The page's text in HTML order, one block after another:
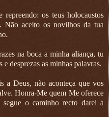
os teus holocaustos
Não aceito os novilhos da tua
na boca a minha aliança, tu
e desprezas as minhas palavras.
a Deus, não aconteça que vos
Honra-Me quem Me oferece
o caminho recto darei a